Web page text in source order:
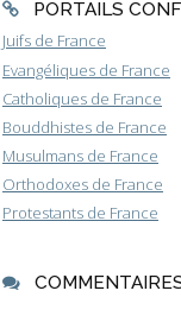
PORTAILS
Juifs de France
Evangéliques de France
Catholiques de France
Bouddhistes de France
Musulmans de France
Orthodoxes de France
Protestants de France